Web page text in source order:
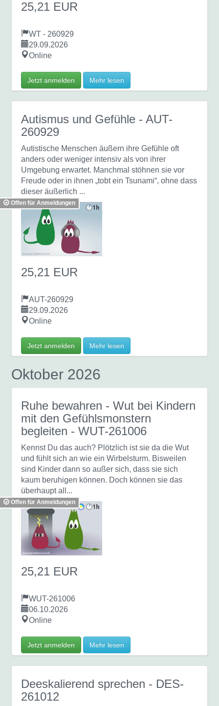
25,21 EUR
WT - 260929
29.09.2026
Online
Jetzt anmelden Mehr lesen
Autismus und Gefühle - AUT-
260929
Autistische Menschen äußern ihre Gefühle oft
anders oder weniger intensiv als von ihrer
Umgebung erwartet. Manchmal stöhnen sie vor
Freude oder in ihnen „tobt ein Tsunami“, ohne dass
dieser äußerlich ...
Offen für Anmeldungen
25,21 EUR
AUT-260929
29.09.2026
Online
Jetzt anmelden Mehr lesen
Oktober 2026
Ruhe bewahren - Wut bei Kindern
mit den Gefühlsmonstern
begleiten - WUT-261006
Kennst Du das auch? Plötzlich ist sie da die Wut
und fühlt sich an wie ein Wirbelsturm. Bisweilen
sind Kinder dann so außer sich, dass sie sich
kaum beruhigen können. Doch können sie das
überhaupt all...
Offen für Anmeldungen
25,21 EUR
WUT-261006
06.10.2026
Online
Jetzt anmelden Mehr lesen
Deeskalierend sprechen - DES-
261012